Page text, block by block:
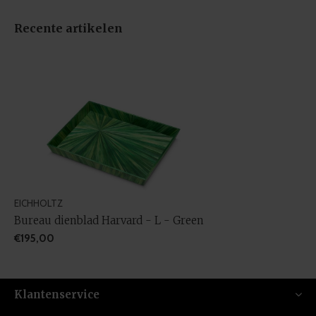
Recente artikelen
EICHHOLTZ
Bureau dienblad Harvard - L - Green
€195,00
Klantenservice